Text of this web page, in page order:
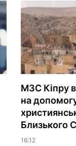
МЗС Кіпру
на
Близького
16:12